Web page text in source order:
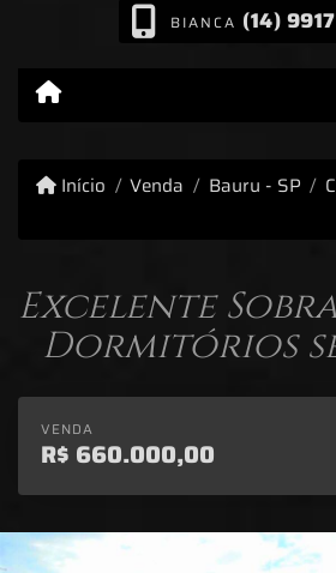
BIANCA (14)
Início Venda Bauru - SP
Excelente
Dormitórios
VENDA
R$ 660.000,00